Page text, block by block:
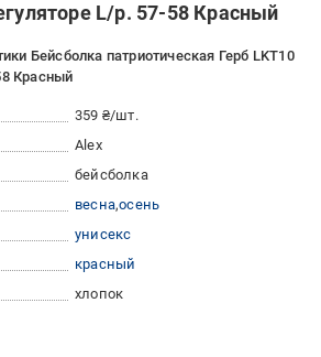
L/р. 57-58 Красный
Бейсболка патриотическая Герб LKT10
Красный
359 ₴/шт.
Alex
бейсболка
весна осень
унисекс
красный
хлопок